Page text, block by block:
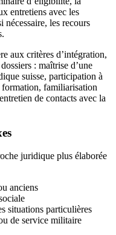
entretiens avec les
nécessaire, les recours
aux critères d’intégration,
: maîtrise d’une
suisse, participation à
familiarisation
de contacts avec la
juridique plus élaborée
anciens
situations particulières
de service militaire